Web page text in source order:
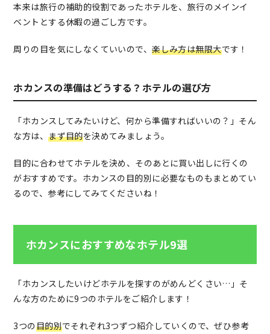
本来は旅行の補助的役割であったホテルを、旅行のメインイ
ベントとする休暇の過ごし方です。
周りの目を気にしなくていいので、楽しみ方は無限大です！
ホカンスの準備はどうする？ホテルの選び方
「ホカンスしてみたいけど、何から準備すればいいの？」そん
な方は、まず目的を決めてみましょう。
目的に合わせてホテルを決め、そのあとに買い出しに行くの
がおすすめです。ホカンスの目的別に必要なものもまとめてい
るので、参考にしてみてくださいね！
ホカンスにおすすめなホテル9選
「ホカンスしたいけどホテルを探すのがめんどくさい…」そ
んな方のために9つのホテルをご紹介します！
3つの目的別でそれぞれ3つずつ紹介していくので、ぜひ参考